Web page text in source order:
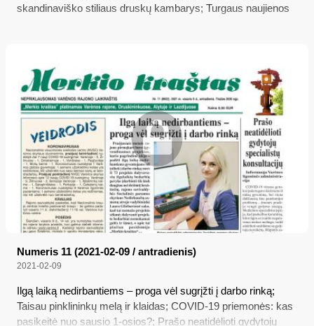
skandinaviško stiliaus druskų kambarys; Turgaus naujienos
Numeris 11 (2021-02-09 / antradienis)
2021-02-09
Ilgą laiką nedirbantiems – proga vėl sugrįžti į darbo rinką;
Taisau pinklininkų melą ir klaidas; COVID-19 priemonės: kas
pasikeitė nuo sausio 1-osios?; Prašo neatidėlioti gydytojų